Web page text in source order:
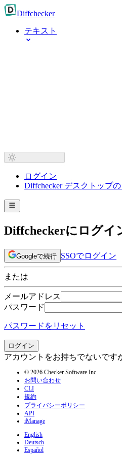
Diffchecker
テキスト
ログイン
Diffchecker デスクトップ
Diffcheckerにログイ
Googleで続行 SSOでログイン
または
メールアドレス
パスワード
パスワードをリセット
ログイン
アカウントをお持ちでないです
© 2026 Checker Software Inc.
お問い合わせ
CLI
規約
プライバシーポリシー
API
iManage
English
Deutsch
Español